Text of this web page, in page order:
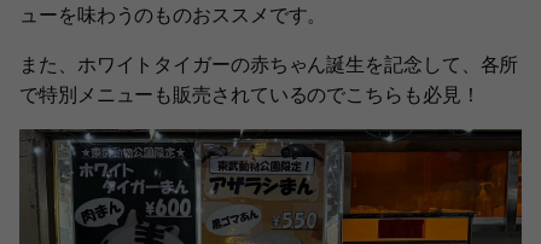
ューを味わうのものおススメです。
また、ホワイトタイガーの赤ちゃん誕生を記念して、各所
で特別メニューも販売されているのでこちらも必見！